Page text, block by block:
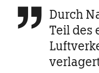
 Durch
Teil des